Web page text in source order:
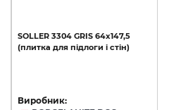
SOLLER 3304 GRIS 64x147,5
(плитка для підлоги і стін)
Виробник: